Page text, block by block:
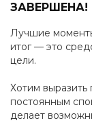
ЗАВЕРШЕНА!
Лучшие
итог — это
цели.
Хотим
постоянным
делает